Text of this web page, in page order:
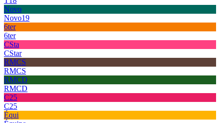
Novo
Novo19
6ter
6ter
CSta
CStar
RMCS
RMCS
RMCD
RMCD
C25
C25
Équi